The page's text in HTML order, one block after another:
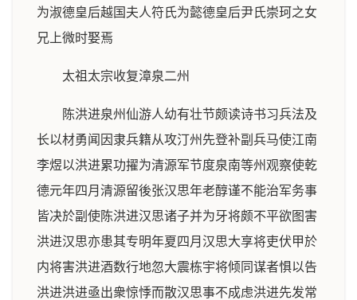
为淑德皇后越国夫人符氏为懿德皇后尹氏崇珂之女
兄上微时娶焉
太祖太宗收复漳泉二州
陈洪进泉州仙游人幼有壮节颇读诗书习兵法及
长以材勇闻因隶兵籍从攻汀州先登补副兵马使江南
李煜以洪进累功擢为清源军节度泉南等州观察使乾
德元年四月清源留後张汉思年老醇谨不能治军务事
皆决於副使陈洪进汉思诸子并为牙将颇不平欲图害
洪进汉思亦患其专明年夏四月汉思大享将吏伏甲於
内将害洪进酒数行地忽大震栋宇将倾同谋者惧以告
洪进洪进亟出衆惊悸而散汉思事不成虑洪进先发常